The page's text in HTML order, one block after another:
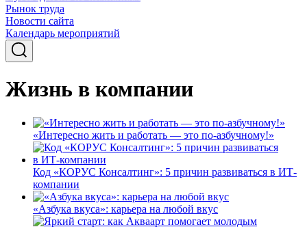
Рынок труда
Новости сайта
Календарь мероприятий
Жизнь в компании
«Интересно жить и работать — это по-азбучному!»
Код «КОРУС Консалтинг»: 5 причин развиваться в ИТ-
компании
«Азбука вкуса»: карьера на любой вкус